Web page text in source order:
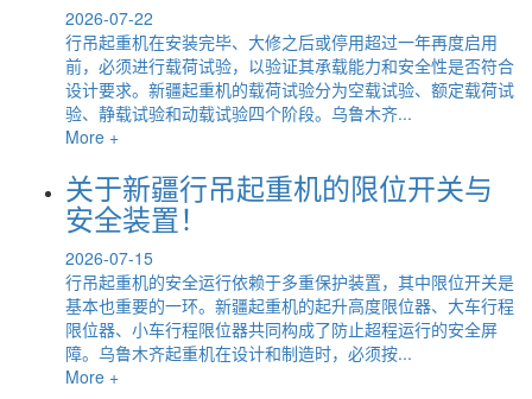
2026-07-22
行吊起重机在安装完毕、大修之后或停用超过一年再度启用
前，必须进行载荷试验，以验证其承载能力和安全性是否符合
设计要求。新疆起重机的载荷试验分为空载试验、额定载荷试
验、静载试验和动载试验四个阶段。乌鲁木齐...
More +
关于新疆行吊起重机的限位开关与
安全装置！
2026-07-15
行吊起重机的安全运行依赖于多重保护装置，其中限位开关是
基本也重要的一环。新疆起重机的起升高度限位器、大车行程
限位器、小车行程限位器共同构成了防止超程运行的安全屏
障。乌鲁木齐起重机在设计和制造时，必须按...
More +